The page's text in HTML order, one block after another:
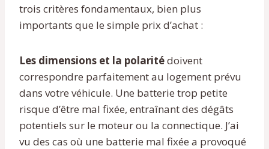
trois critères fondamentaux, bien plus
importants que le simple prix d’achat :
Les dimensions et la polaritédoivent
correspondre parfaitement au logement prévu
dans votre véhicule. Une batterie trop petite
risque d’être mal fixée, entraînant des dégâts
potentiels sur le moteur ou la connectique. J’ai
vu des cas où une batterie mal fixée a provoqué